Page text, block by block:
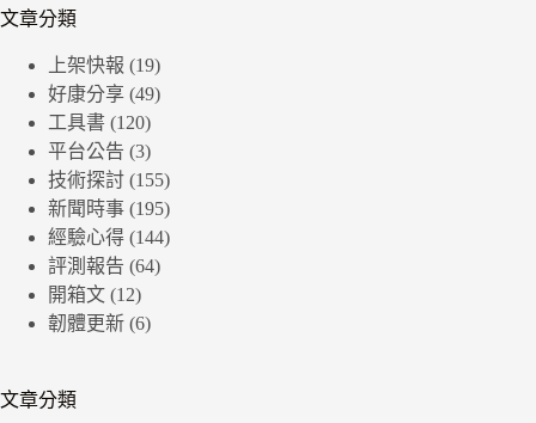
文章分類
上架快報 (19)
好康分享 (49)
工具書 (120)
平台公告 (3)
技術探討 (155)
新聞時事 (195)
經驗心得 (144)
評測報告 (64)
開箱文 (12)
韌體更新 (6)
文章分類